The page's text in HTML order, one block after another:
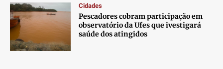
Cidades
Pescadores cobram participação em
observatório da Ufes que ivestigará
saúde dos atingidos